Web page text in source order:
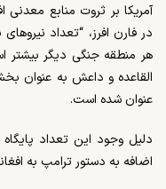
آمریکا بر ثروت منابع
در فارن افرز، “تعداد
هر منطقه جنگی دیگر بیشتر
القاعده و داعش به عنوان
عنوان شده است.
دلیل وجود این تعداد
اضافه به دستور ترامپ به